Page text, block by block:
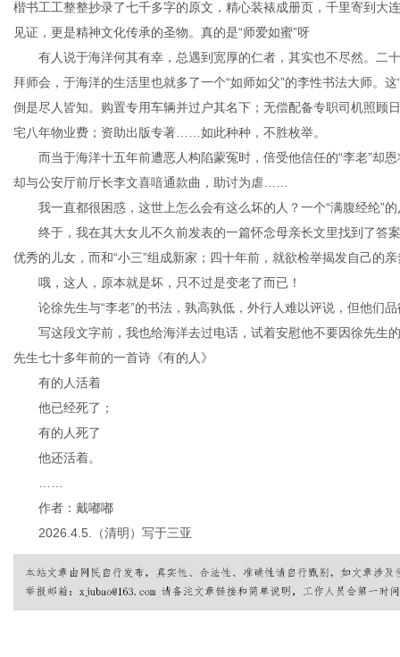
楷书工工整整抄录了七千多字的原文，精心装裱成册页，千里寄到大
见证，更是精神文化传承的圣物。真的是“师爱如蜜”呀
有人说于海洋何其有幸，总遇到宽厚的仁者，其实也不尽然。二
拜师会，于海洋的生活里也就多了一个“如师如父”的李性书法大师。
倒是尽人皆知。购置专用车辆并过户其名下；无偿配备专职司机照顾
宅八年物业费；资助出版专著……如此种种，不胜枚举。
而当于海洋十五年前遭恶人构陷蒙冤时，倍受他信任的“李老”却恩
却与公安厅前厅长李文喜喑通款曲，助讨为虐……
我一直都很困惑，这世上怎么会有这么坏的人？一个“满腹经纶”的
终于，我在其大女儿不久前发表的一篇怀念母亲长文里找到了答
优秀的儿女，而和“小三”组成新家；四十年前，就欲检举揭发自己的
哦，这人，原本就是坏，只不过是变老了而已！
论徐先生与“李老”的书法，孰高孰低，外行人难以评说，但他们品
写这段文字前，我也给海洋去过电话，试着安慰他不要因徐先生
先生七十多年前的一首诗《有的人》
有的人活着
他已经死了；
有的人死了
他还活着。
作者：戴嘟嘟
2026.4.5.（清明）写于三亚